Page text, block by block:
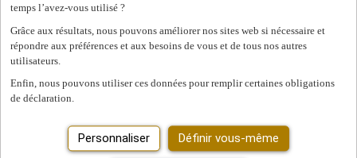
temps l’avez-vous utilisé ?
Grâce aux résultats, nous pouvons améliorer nos sites web si nécessaire et
répondre aux préférences et aux besoins de vous et de tous nos autres
utilisateurs.
Enfin, nous pouvons utiliser ces données pour remplir certaines obligations
de déclaration.
Personnaliser Définir vous-même
Code postal ou commune
Type d'emploi
Rechercher
Se reconnecter.
Une erreur s'est produite. Veuillez réessayer plus tard.Fermer